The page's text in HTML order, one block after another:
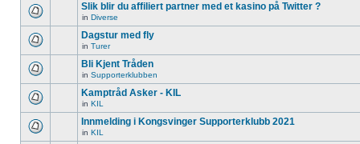
Slik blir du affiliert partner med et kasino på Twitter ?
in Diverse
Dagstur med fly
in Turer
Bli Kjent Tråden
in Supporterklubben
Kamptråd Asker - KIL
in KIL
Innmelding i Kongsvinger Supporterklubb 2021
in KIL